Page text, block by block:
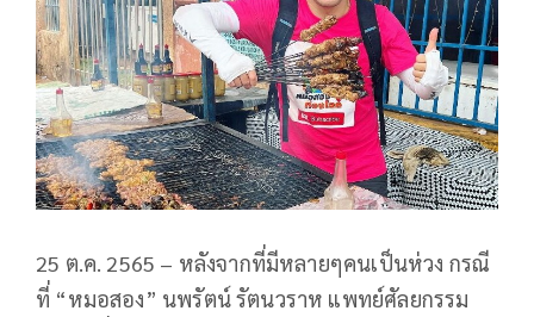
25 ต.ค. 2565 – หลังจากที่มีหลายๆคนเป็นห่วง กรณี
ที่ “หมอสอง” นพรัตน์ รัตนวราห แพทย์ศัลยกรรม